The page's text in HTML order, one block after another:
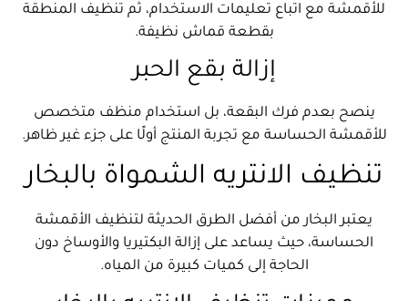
للأقمشة مع اتباع تعليمات الاستخدام، ثم تنظيف المنطقة
بقطعة قماش نظيفة.
إزالة بقع الحبر
ينصح بعدم فرك البقعة، بل استخدام منظف متخصص
للأقمشة الحساسة مع تجربة المنتج أولًا على جزء غير ظاهر.
تنظيف الانتريه الشمواة بالبخار
يعتبر البخار من أفضل الطرق الحديثة لتنظيف الأقمشة
الحساسة، حيث يساعد على إزالة البكتيريا والأوساخ دون
الحاجة إلى كميات كبيرة من المياه.